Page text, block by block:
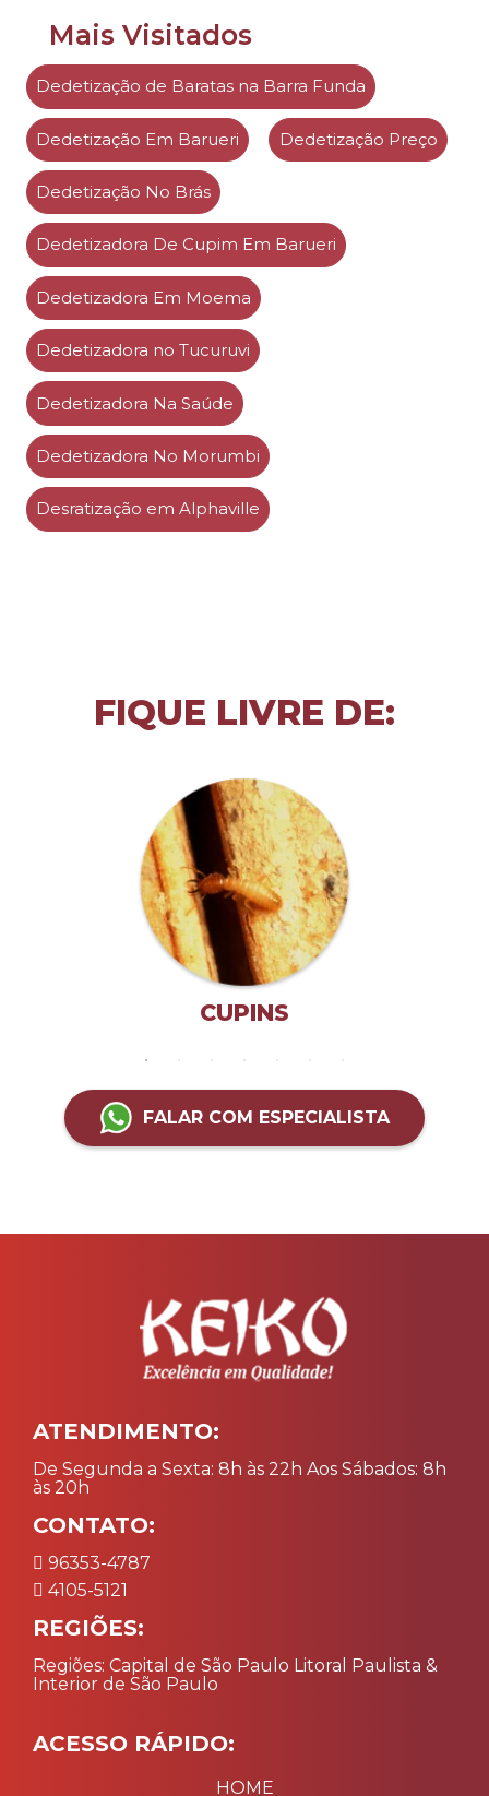
Mais Visitados
Dedetização de Baratas na Barra Funda
Dedetização Em Barueri Dedetização Preço
Dedetização No Brás
Dedetizadora De Cupim Em Barueri
Dedetizadora Em Moema
Dedetizadora no Tucuruvi
Dedetizadora Na Saúde
Dedetizadora No Morumbi
Desratização em Alphaville
FIQUE LIVRE DE:
CUPINS
FALAR COM ESPECIALISTA
ATENDIMENTO:
De Segunda a Sexta: 8h às 22h Aos Sábados: 8h
às 20h
CONTATO:
96353-4787
4105-5121
REGIÕES:
Regiões: Capital de São Paulo Litoral Paulista &
Interior de São Paulo
ACESSO RÁPIDO:
HOME